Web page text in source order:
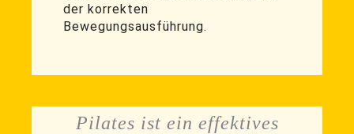
der korrekten
Bewegungsausführung.
Pilates ist ein effektives